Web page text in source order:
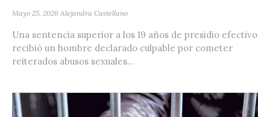
Mayo 25, 2026 Alejandra Castellano
Una sentencia superior a los 19 años de presidio efectivo
recibió un hombre declarado culpable por cometer
reiterados abusos sexuales...